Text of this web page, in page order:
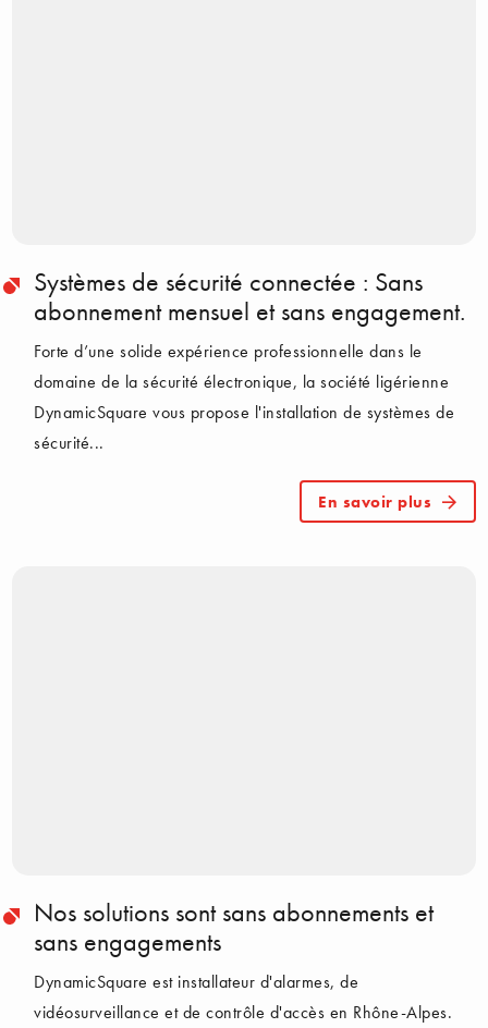
Systèmes de sécurité connectée : Sans
abonnement mensuel et sans engagement.
Forte d’une solide expérience professionnelle dans le
domaine de la sécurité électronique, la société ligérienne
DynamicSquare vous propose l'installation de systèmes de
sécurité...
En savoir plus
Nos solutions sont sans abonnements et
sans engagements
DynamicSquare est installateur d'alarmes, de
vidéosurveillance et de contrôle d'accès en Rhône-Alpes.